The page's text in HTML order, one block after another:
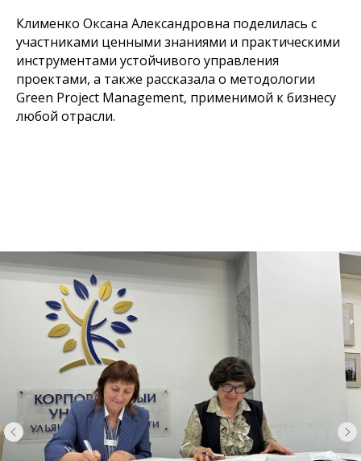
Клименко Оксана Александровна поделилась с
участниками ценными знаниями и практическими
инструментами устойчивого управления
проектами, а также рассказала о методологии
Green Project Management, применимой к бизнесу
любой отрасли.